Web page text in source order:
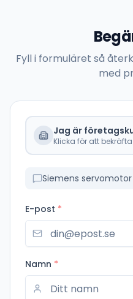
Fyll i formuläret så
med
Jag är
Klicka för att bekräfta
Siemens servomotor
E-post *
Namn *